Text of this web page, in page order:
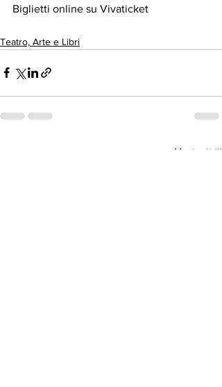
Biglietti online su Vivaticket
Teatro, Arte e Libri
Mostra tutti